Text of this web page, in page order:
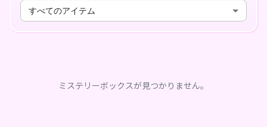
すべてのアイテム
ミステリーボックスが見つかりません。